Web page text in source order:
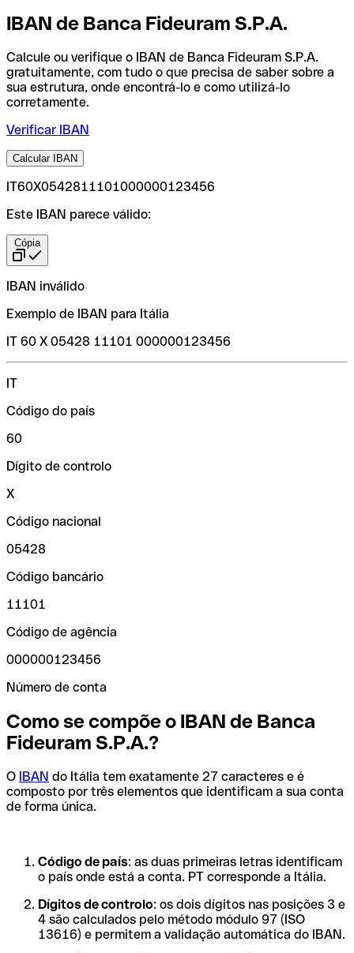
IBAN de Banca Fideuram S.P.A.
Calcule ou verifique o IBAN de Banca Fideuram S.P.A.
gratuitamente, com tudo o que precisa de saber sobre a
sua estrutura, onde encontrá-lo e como utilizá-lo
corretamente.
Verificar IBAN
Calcular IBAN
IT60X0542811101000000123456
Este IBAN parece válido:
Cópia
IBAN inválido
Exemplo de IBAN para Itália
IT 60 X 05428 11101 000000123456
IT
Código do país
60
Dígito de controlo
X
Código nacional
05428
Código bancário
11101
Código de agência
000000123456
Número de conta
Como se compõe o IBAN de Banca
Fideuram S.P.A.?
O IBAN do Itália tem exatamente 27 caracteres e é
composto por três elementos que identificam a sua conta
de forma única.
Código de país: as duas primeiras letras identificam
o país onde está a conta. PT corresponde a Itália.
Dígitos de controlo: os dois dígitos nas posições 3 e
4 são calculados pelo método módulo 97 (ISO
13616) e permitem a validação automática do IBAN.